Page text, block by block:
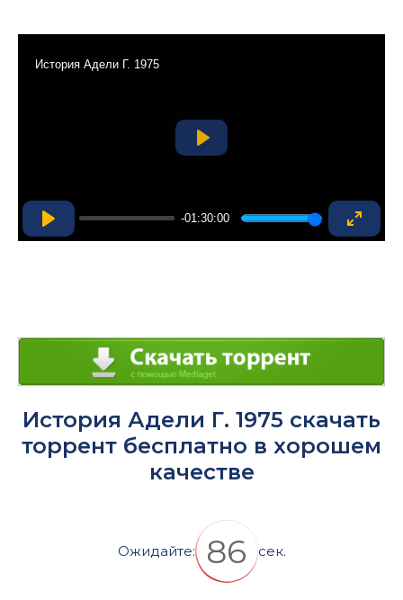
Play
-01:30:00
Enter
История Адели Г. 1975
История Адели Г. 1975 скачать
торрент бесплатно в хорошем
качестве
Ожидайте: 86 сек.